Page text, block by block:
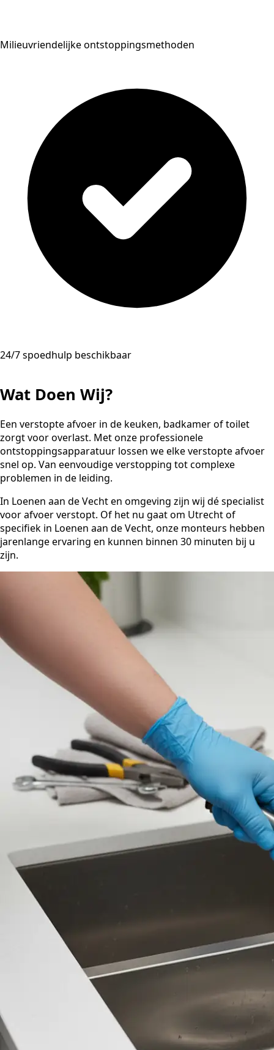
Milieuvriendelijke ontstoppingsmethoden
24/7 spoedhulp beschikbaar
Wat Doen Wij?
Een verstopte afvoer in de keuken, badkamer of toilet
zorgt voor overlast. Met onze professionele
ontstoppingsapparatuur lossen we elke verstopte afvoer
snel op. Van eenvoudige verstopping tot complexe
problemen in de leiding.
In Loenen aan de Vecht en omgeving zijn wij dé specialist
voor afvoer verstopt. Of het nu gaat om Utrecht of
specifiek in Loenen aan de Vecht, onze monteurs hebben
jarenlange ervaring en kunnen binnen 30 minuten bij u
zijn.